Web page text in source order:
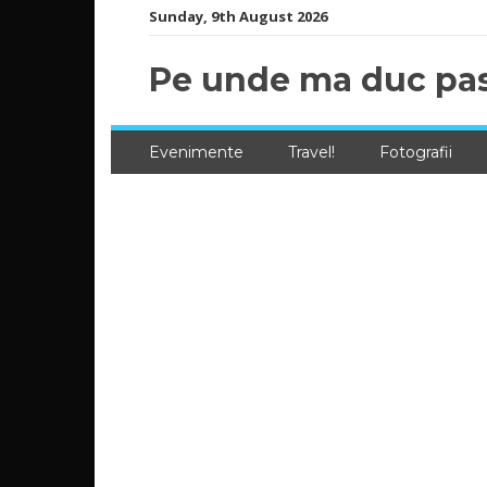
Sunday, 9th August 2026
Pe unde ma duc
Evenimente Travel! Fotografii